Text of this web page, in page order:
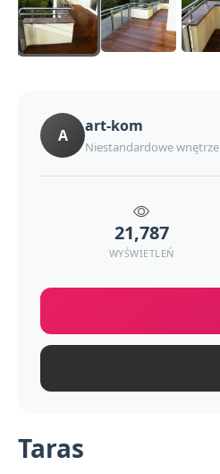
Taras
A art-kom
Niestandardowe wnętrze
21,787
WYŚWIETLEŃ